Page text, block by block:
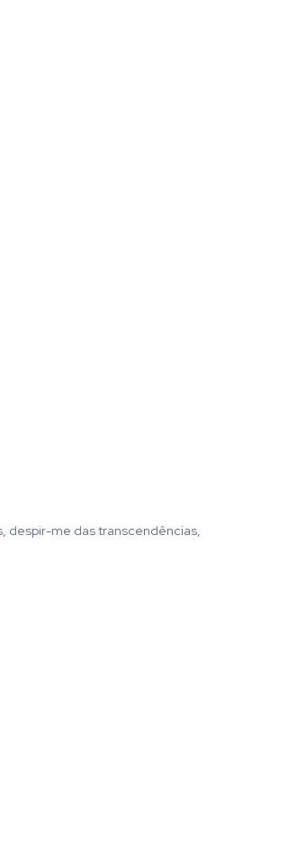
despir-me das transcendências,